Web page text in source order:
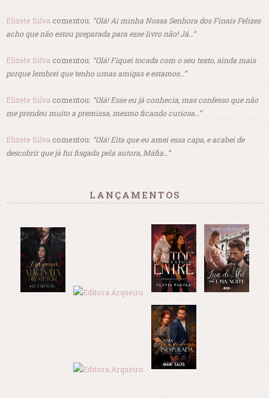
Elizete Silva comentou: “Olá! Ai minha Nossa Senhora dos Finais Felizes
acho que não estou preparada para esse livro não! Já…”
Elizete Silva comentou: “Olá! Fiquei tocada com o seu texto, ainda mais
porque lembrei que tenho umas amigas e estamos…”
Elizete Silva comentou: “Olá! Esse eu já conhecia, mas confesso que não
me prendeu muito a premissa, mesmo ficando curiosa…”
Elizete Silva comentou: “Olá! Eita que eu amei essa capa, e acabei de
descobrir que já fui fisgada pela autora, Máfia…”
LANÇAMENTOS